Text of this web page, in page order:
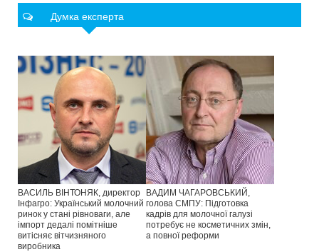
Думка експерта
ВАСИЛЬ ВІНТОНЯК, директор
Інфагро: Український молочний
ринок у стані рівноваги, але
імпорт дедалі помітніше
витісняє вітчизняного
виробника
ВАДИМ ЧАГАРОВСЬКИЙ,
голова СМПУ: Підготовка
кадрів для молочної галузі
потребує не косметичних змін,
а повної реформи